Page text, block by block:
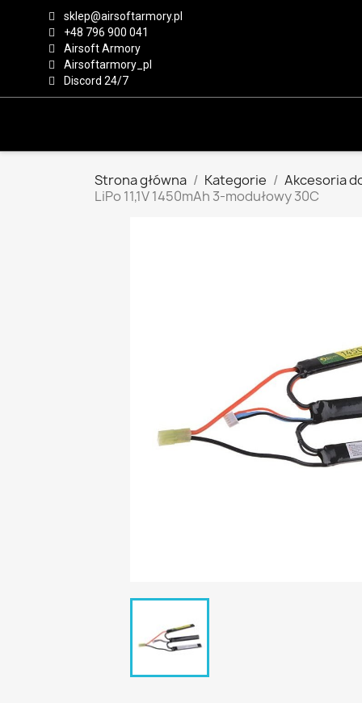
sklep@airsoftarmory.pl
+48 796 900 041
Airsoft Armory
Airsoftarmory_pl
Discord 24/7
Strona główna Kategorie Akcesoria
LiPo 11,1V 1450mAh 3-modułowy 30C